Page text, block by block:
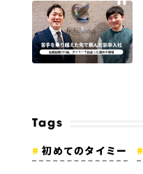
Tags
初めてのタイミー